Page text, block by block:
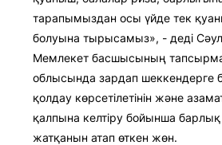
тарапымыздан осы үйде тек
болуына тырысамыз», - деді
Мемлекет басшысының
облысында зардап шеккендерге
қолдау көрсетілетінін және
қалпына келтіру бойынша
жатқанын атап өткен жөн.